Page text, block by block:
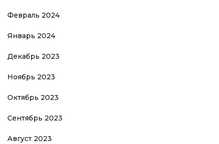
Февраль 2024
Январь 2024
Декабрь 2023
Ноябрь 2023
Октябрь 2023
Сентябрь 2023
Август 2023